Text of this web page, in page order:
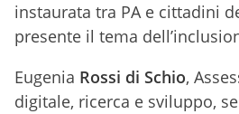
instaurata tra PA e cittadini
presente il tema
Eugenia Rossi di Schio,
digitale, ricerca e sviluppo,